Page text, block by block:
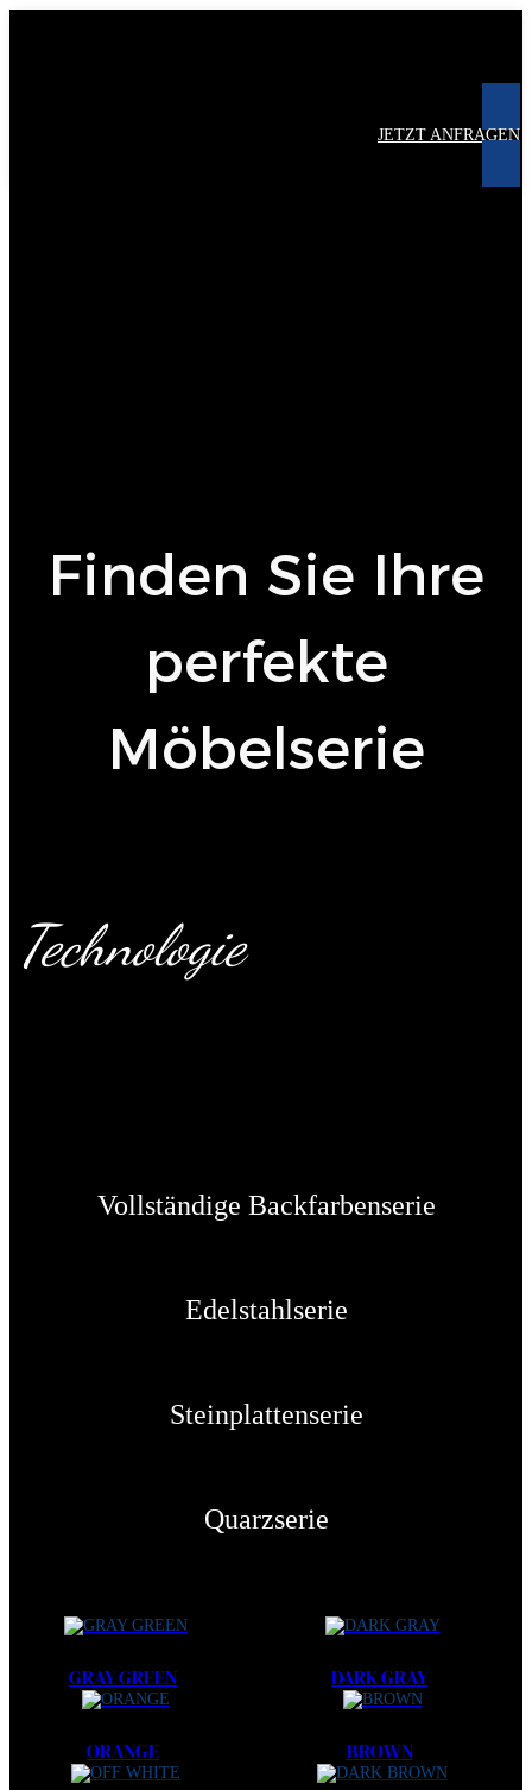
JETZT ANFRAGEN
Finden Sie Ihre
perfekte
Möbelserie
Technologie
Vollständige Backfarbenserie
Edelstahlserie
Steinplattenserie
Quarzserie
GRAY GREEN DARK GRAY
ORANGE BROWN